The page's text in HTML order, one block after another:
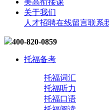
美高衔接课
关于我们
人才招聘在线留言联系
400-820-0859
托福备考
托福词汇
托福听力
托福口语